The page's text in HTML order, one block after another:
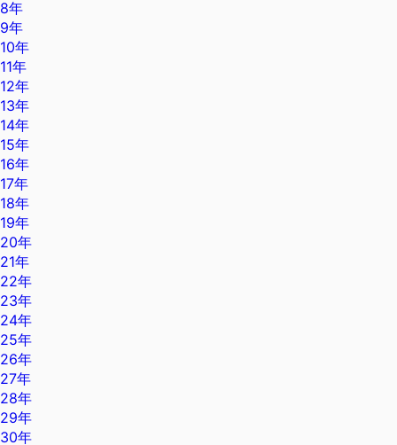
8年
9年
10年
11年
12年
13年
14年
15年
16年
17年
18年
19年
20年
21年
22年
23年
24年
25年
26年
27年
28年
29年
30年